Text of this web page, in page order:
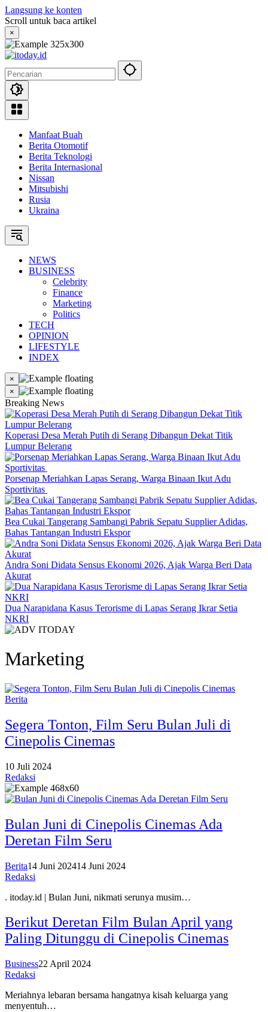
Langsung ke konten
Scroll untuk baca artikel
×
Manfaat Buah
Berita Otomotif
Berita Teknologi
Berita Internasional
Nissan
Mitsubishi
Rusia
Ukraina
NEWS
BUSINESS
Celebrity
Finance
Marketing
Politics
TECH
OPINION
LIFESTYLE
INDEX
×
×
Breaking News
Koperasi Desa Merah Putih di Serang Dibangun Dekat Titik
Lumpur Belerang
Porsenap Meriahkan Lapas Serang, Warga Binaan Ikut Adu
Sportivitas
Bea Cukai Tangerang Sambangi Pabrik Sepatu Supplier Adidas,
Bahas Tantangan Industri Ekspor
Andra Soni Didata Sensus Ekonomi 2026, Ajak Warga Beri Data
Akurat
Dua Narapidana Kasus Terorisme di Lapas Serang Ikrar Setia
NKRI
Marketing
Berita
Segera Tonton, Film Seru Bulan Juli di
Cinepolis Cinemas
10 Juli 2024
Redaksi
Bulan Juni di Cinepolis Cinemas Ada
Deretan Film Seru
Berita14 Juni 202414 Juni 2024
Redaksi
. itoday.id | Bulan Juni, nikmati serunya musim…
Berikut Deretan Film Bulan April yang
Paling Ditunggu di Cinepolis Cinemas
Business22 April 2024
Redaksi
Meriahnya lebaran bersama hangatnya kisah keluarga yang
menyentuh…